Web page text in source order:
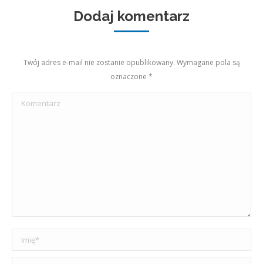
Dodaj komentarz
Twój adres e-mail nie zostanie opublikowany. Wymagane pola są
oznaczone *
Komentarz
Imię *